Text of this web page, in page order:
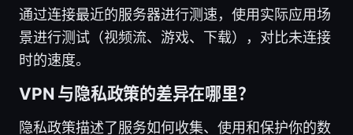
通过连接最近的服务器进行测速，使用实际应用场
景进行测试（视频流、游戏、下载），对比未连接
时的速度。
VPN 与隐私政策的差异在哪里？
隐私政策描述了服务如何收集、使用和保护你的数